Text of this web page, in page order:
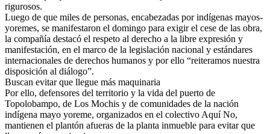
rigurosos.
Luego de que miles de personas, encabezadas por indígenas mayos-
yoremes, se manifestaron el domingo para exigir el cese de las obra,
la compañía destacó el respeto al derecho a la libre expresión y
manifestación, en el marco de la legislación nacional y estándares
internacionales de derechos humanos y por ello “reiteramos nuestra
disposición al diálogo”.
Buscan evitar que llegue más maquinaria
Por ello, defensores del territorio y la vida del puerto de
Topolobampo, de Los Mochis y de comunidades de la nación
indígena mayo yoreme, organizados en el colectivo Aquí No,
mantienen el plantón afueras de la planta inmueble para evitar que